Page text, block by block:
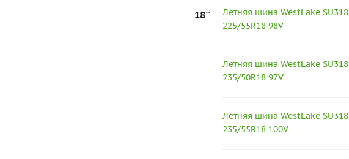
18''
Летняя шина WestLake SU318
225/55R18 98V
Летняя шина WestLake SU318
235/50R18 97V
Летняя шина WestLake SU318
235/55R18 100V